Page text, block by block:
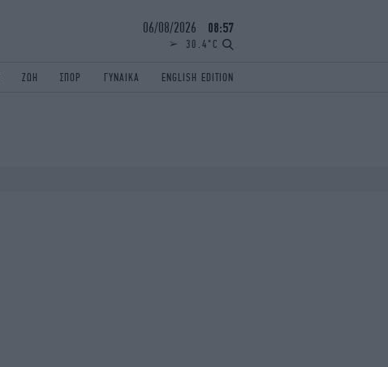
06/08/2026 08:57
30.4°C
ΖΩΗ ΣΠΟΡ ΓΥΝΑΙΚΑ ENGLISH EDITION